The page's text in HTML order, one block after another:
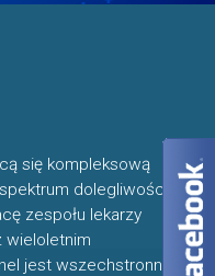
się kompleksową
dolegliwości.
zespołu lekarzy
jest wszechstronnie